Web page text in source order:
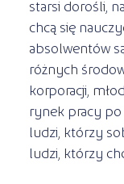
starsi dorośli,
chcą się
absolwentów
różnych
korporacji,
rynek pracy po
ludzi, którzy
ludzi, którzy